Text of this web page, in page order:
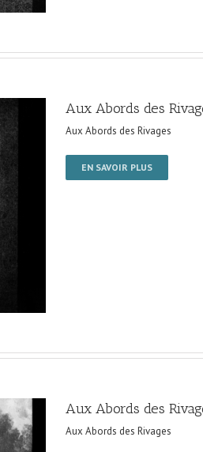
Aux Abords des
Aux Abords des Rivages
EN SAVOIR PLUS
Aux Abords des
Aux Abords des Rivages